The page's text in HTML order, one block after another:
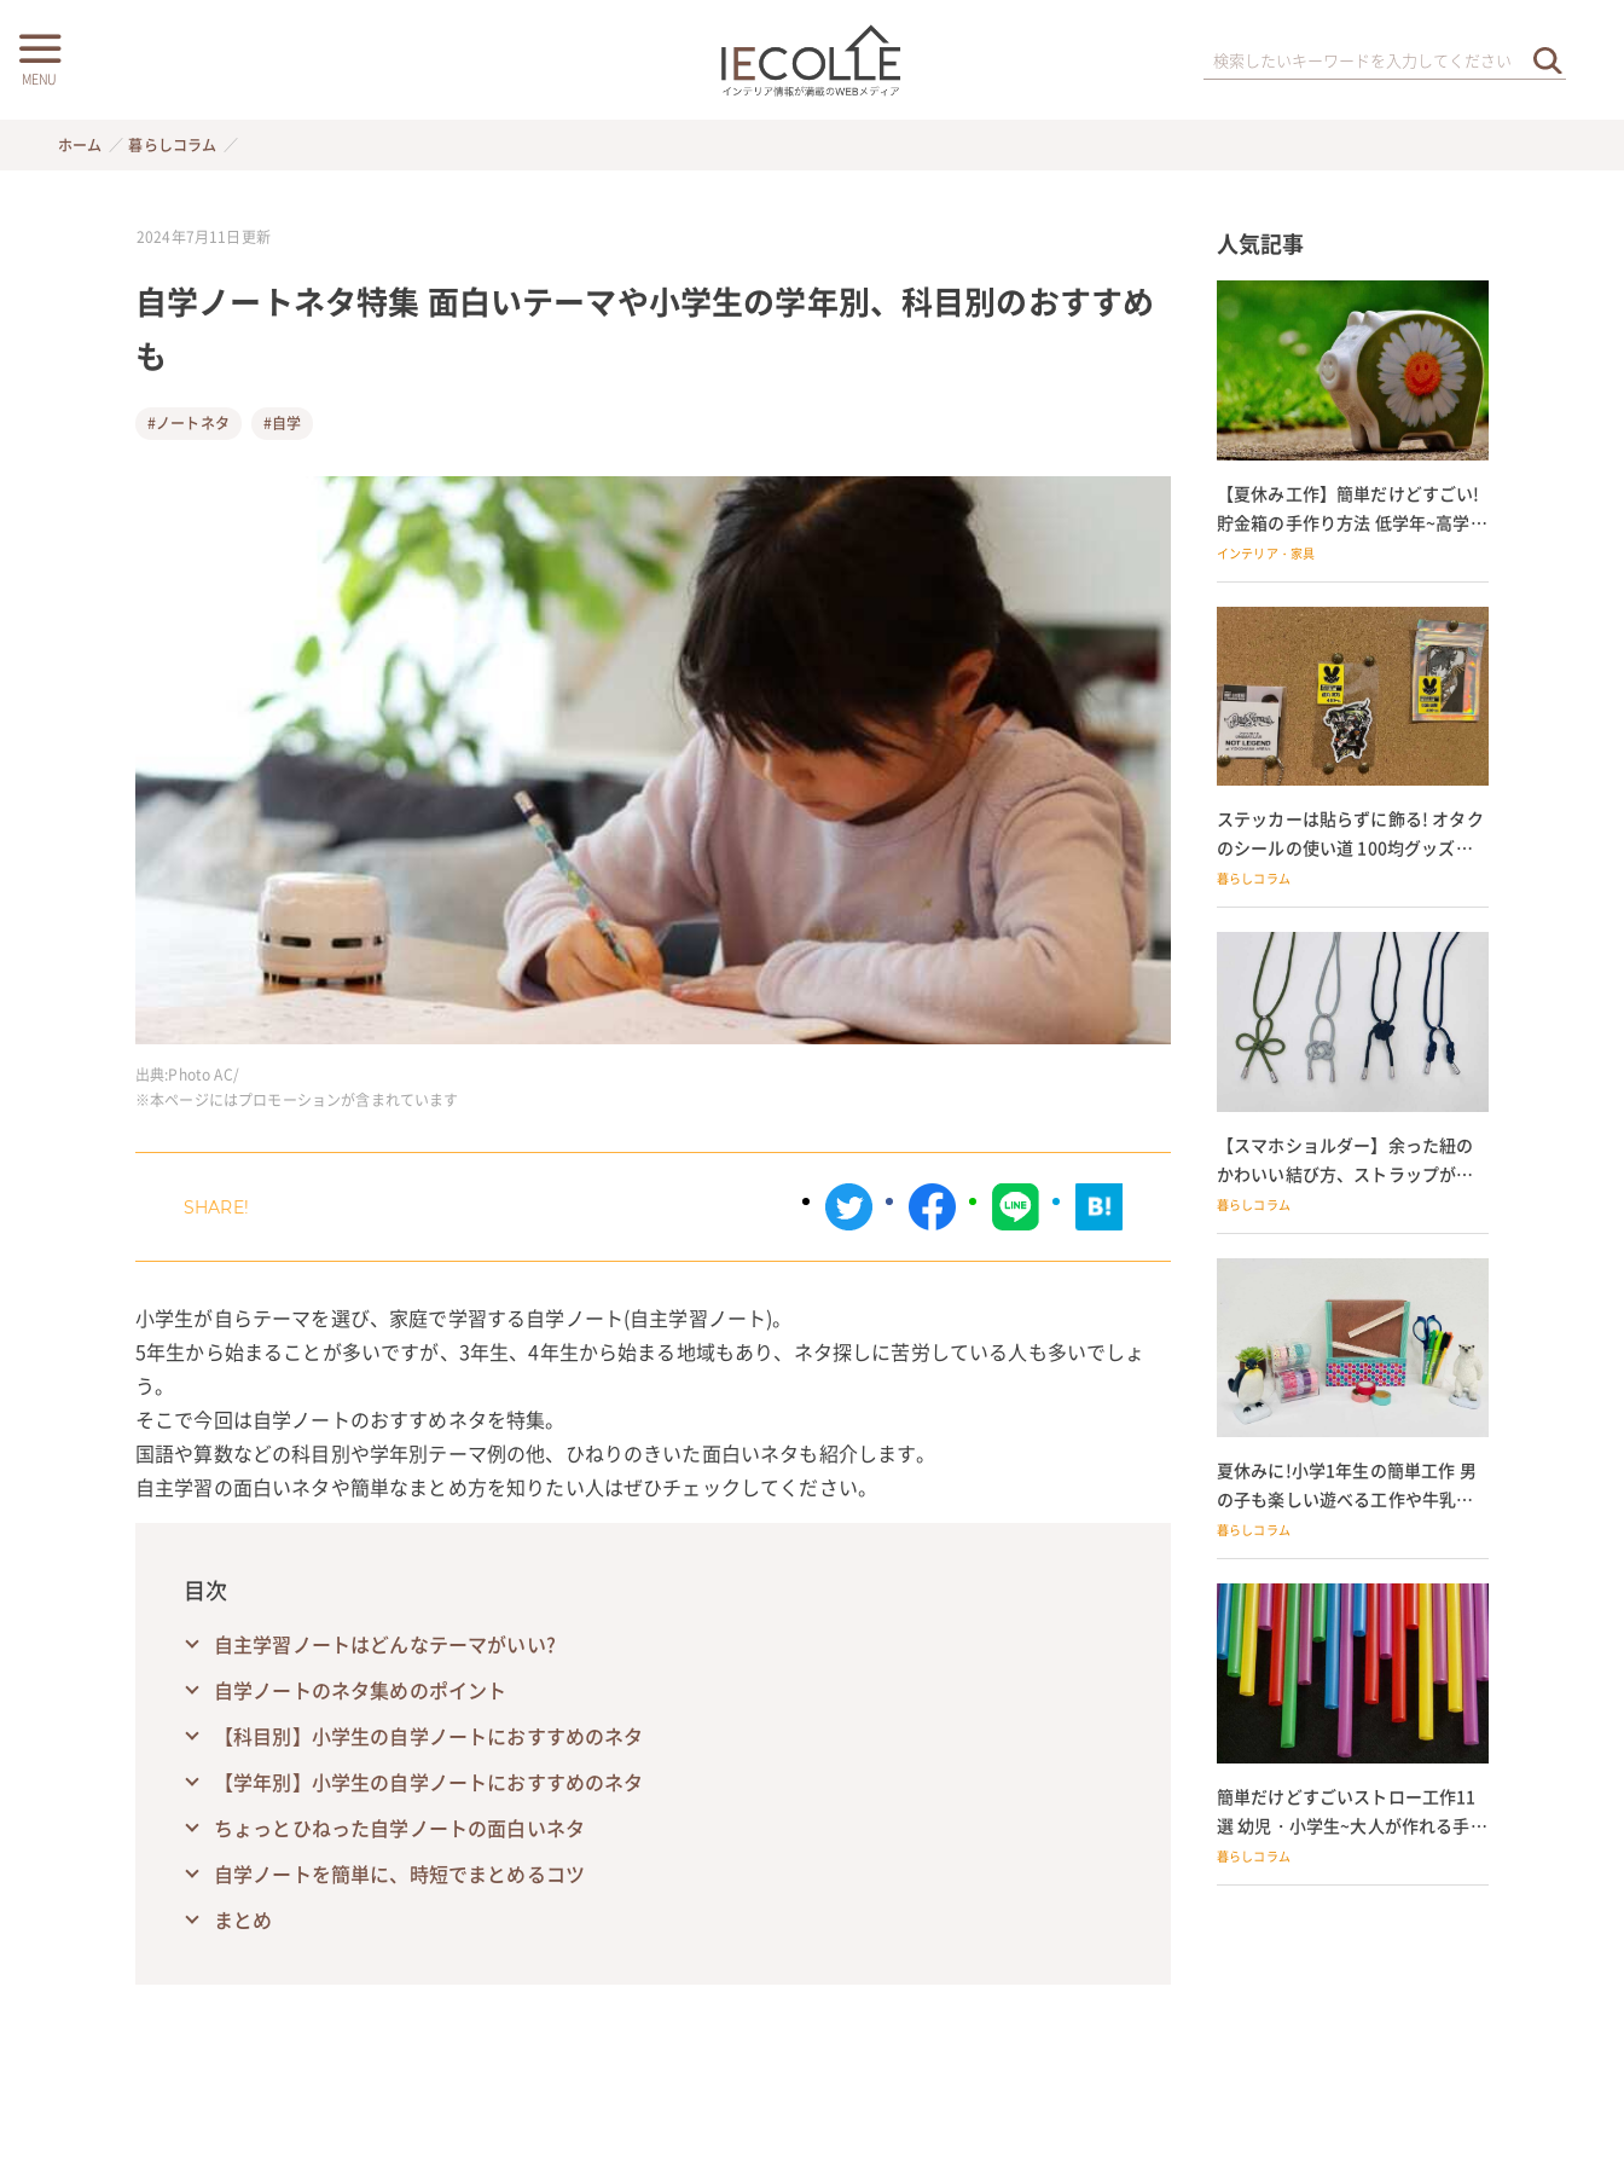
MENU
ホーム 暮らしコラム
2024年7月11日 更新
自学ノートネタ特集 面白いテーマや小学生の学年別、科目別のおすすめ
も
#ノートネタ #自学
出典:Photo AC/
※本ページにはプロモーションが含まれています
小学生が自らテーマを選び、家庭で学習する自学ノート(自主学習ノート)。
5年生から始まることが多いですが、3年生、4年生から始まる地域もあり、ネタ探しに苦労している人も多いでしょ
う。
そこで今回は自学ノートのおすすめネタを特集。
国語や算数などの科目別や学年別テーマ例の他、ひねりのきいた面白いネタも紹介します。
自主学習の面白いネタや簡単なまとめ方を知りたい人はぜひチェックしてください。
目次
自主学習ノートはどんなテーマがいい?
自学ノートのネタ集めのポイント
【科目別】小学生の自学ノートにおすすめのネタ
【学年別】小学生の自学ノートにおすすめのネタ
ちょっとひねった自学ノートの面白いネタ
自学ノートを簡単に、時短でまとめるコツ
まとめ
人気記事
【夏休み工作】簡単だけどすごい!
貯金箱の手作り方法 低学年~高学年
の子どもにも
インテリア・家具
ステッカーは貼らずに飾る! オタク
のシールの使い道 100均グッズで
の飾り方も
暮らしコラム
【スマホショルダー】余った紐の
かわいい結び方、ストラップが落
ちる人必見
暮らしコラム
夏休みに!小学1年生の簡単工作 男
の子も楽しい遊べる工作や牛乳パ
ック貯金箱も
暮らしコラム
簡単だけどすごいストロー工作11
選 幼児・小学生~大人が作れる手作
りおもちゃ
暮らしコラム